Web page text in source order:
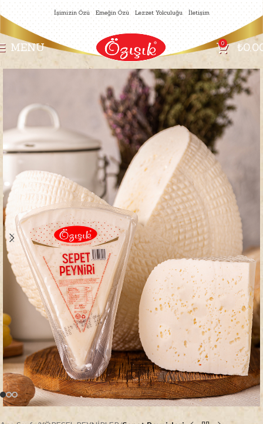
İşimizin Özü Emeğin Özü Lezzet Yolculuğu İletişim
MENU 0 ₺